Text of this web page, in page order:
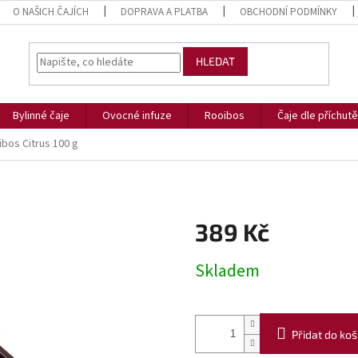
O NAŠICH ČAJÍCH DOPRAVA A PLATBA OBCHODNÍ PODMÍNKY
HLEDAT
Bylinné čaje Ovocné infuze Rooibos Čaje dle příchutě
Citrus 100 g
389 Kč
cena:
Skladem
Přidat do